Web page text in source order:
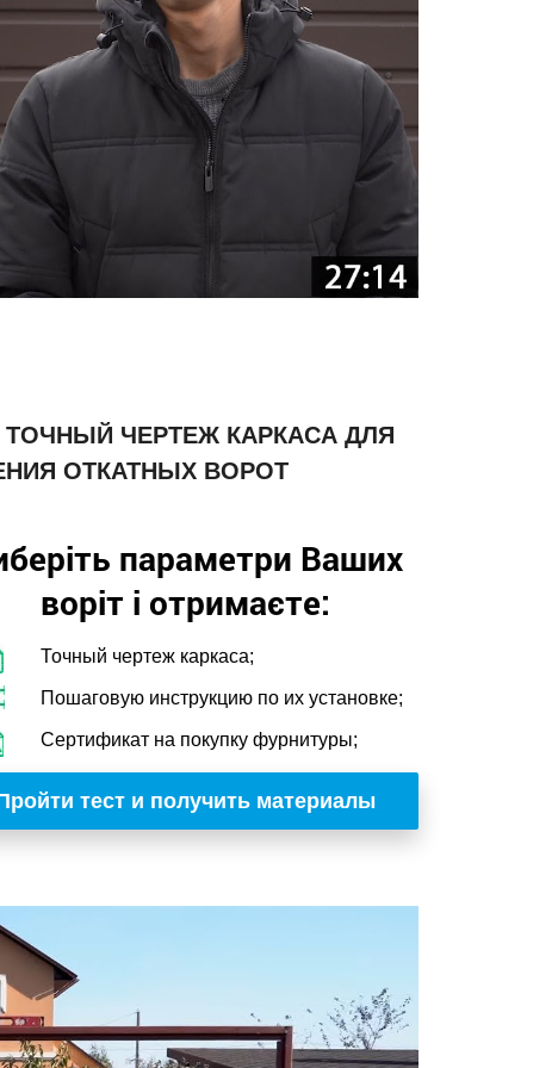
ТОЧНЫЙ ЧЕРТЕЖ КАРКАСА ДЛЯ
ОТКАТНЫХ ВОРОТ
параметри Ваших
воріт і отримаєте:
Точный чертеж каркаса;
Пошаговую инструкцию по их установке;
Сертификат на покупку фурнитуры;
тест и получить материалы